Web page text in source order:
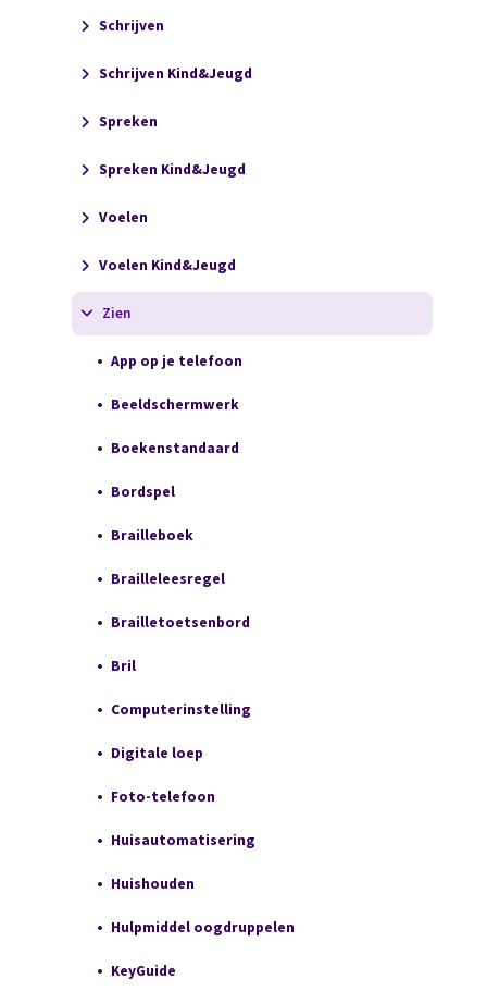
Schrijven
Schrijven Kind&Jeugd
Spreken
Spreken Kind&Jeugd
Voelen
Voelen Kind&Jeugd
Zien
App op je telefoon
Beeldschermwerk
Boekenstandaard
Bordspel
Brailleboek
Brailleleesregel
Brailletoetsenbord
Bril
Computerinstelling
Digitale loep
Foto-telefoon
Huisautomatisering
Huishouden
Hulpmiddel oogdruppelen
KeyGuide